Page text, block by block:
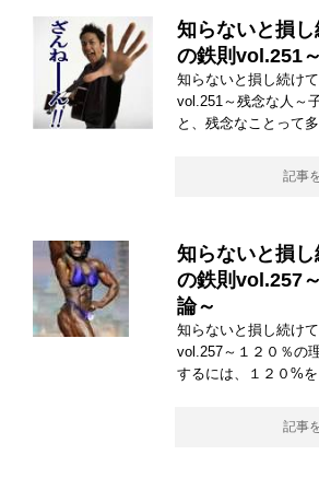
知らないと損
の鉄則vol.251
知らないと損し続け
vol.251～残念な人～
と、残念なことって多
記事
知らないと損
の鉄則vol.257
論～
知らないと損し続け
vol.257～１２０％の
するには、１２０%を
記事